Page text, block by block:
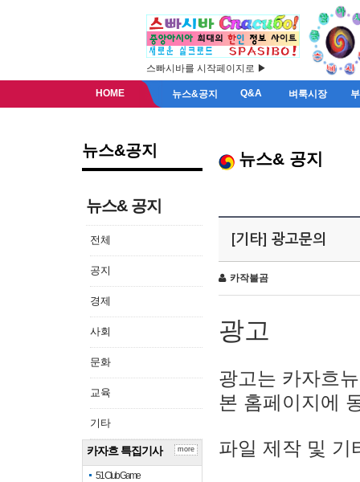
스빠시바를 시작페이지로 ▶
HOME 뉴스&공지 Q&A 벼룩시장
뉴스&공지
뉴스& 공지
전체
공지
경제
사회
문화
교육
기타
카자흐 특집기사
51 Club Game
more
뉴스& 공지
[기타] 광고문의
카작불곰
광고
광고는 카자흐
본 홈페이지에
파일 제작 및 기